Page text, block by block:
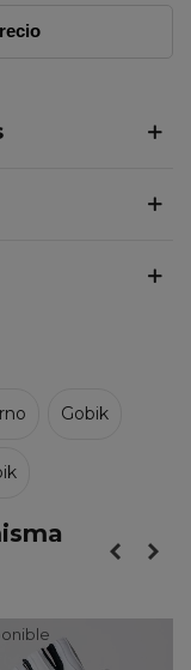
Gobik